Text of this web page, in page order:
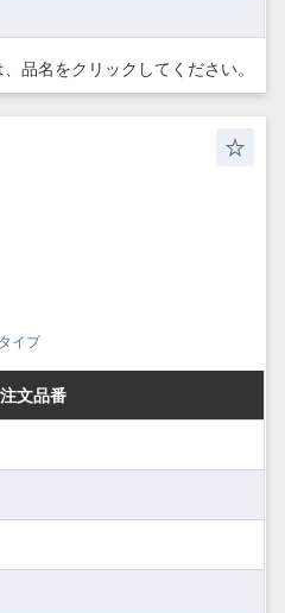
品名をクリックしてください。
イプ
文品番
文品番